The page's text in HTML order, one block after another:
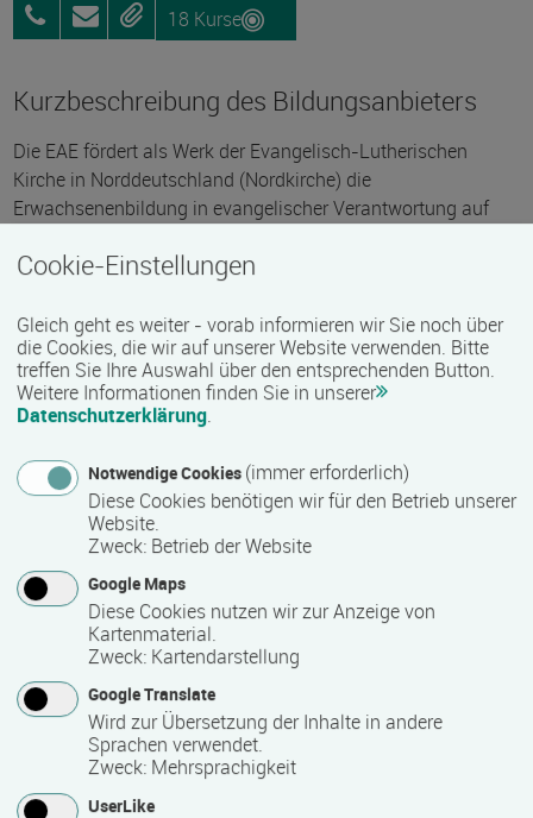
0381
26053626
AnfragenMerken18 Kurse
Kurzbeschreibung des Bildungsanbieters
Die EAE fördert als Werk der Evangelisch-Lutherischen
Kirche in Norddeutschland (Nordkirche) die
Erwachsenenbildung in evangelischer Verantwortung auf
Bildungsverständnis, das durch lebensbegleitendes Lernen
ausgerichtet und biblisch begründet ist.
Evangelische Erwachsenenbildung trägt in der
Verantwortung des christlichen Glaubens zur Sinn- und
Werteorientierung in einer für den einzelnen Menschen
zunehmend schwieriger zu durchschauenden Gesellschaft
bei. Sie geht davon aus, dass sie es mit mündigen
Menschen zu tun hat, die selbst entscheiden, was sie wie
lernen möchten. Auf dieser Basis fördert sie vielfältige
Verbindungen zwischen Kirche und Gesellschaft und wendet
sich an Menschen mit und ohne kirchliche Bindungen.
Kontakt
Cookie-Einstellungen
Gleich geht es weiter - vorab informieren wir Sie noch über
die Cookies, die wir auf unserer Website verwenden. Bitte
treffen Sie Ihre Auswahl über den entsprechenden Button.
Weitere Informationen finden Sie in unserer
Datenschutzerklärung.
Notwendige Cookies (immer erforderlich)
Diese Cookies benötigen wir für den Betrieb unserer
Website.
Zweck: Betrieb der Website
Google Maps
Diese Cookies nutzen wir zur Anzeige von
Kartenmaterial.
Zweck: Kartendarstellung
Google Translate
Wird zur Übersetzung der Inhalte in andere
Sprachen verwendet.
Zweck: Mehrsprachigkeit
UserLike